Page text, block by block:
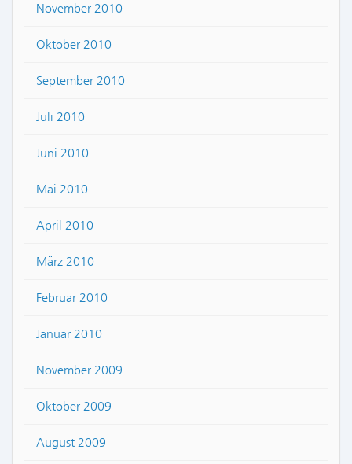
November 2010
Oktober 2010
September 2010
Juli 2010
Juni 2010
Mai 2010
April 2010
März 2010
Februar 2010
Januar 2010
November 2009
Oktober 2009
August 2009